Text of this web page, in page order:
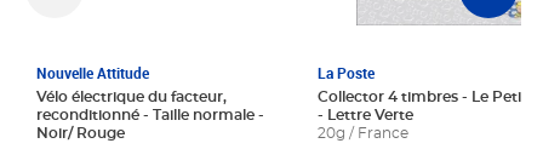
Nouvelle Attitude
Vélo électrique du facteur,
reconditionné - Taille normale -
Noir/ Rouge
La Poste
Collector 4 timbres - Le Petit
- Lettre Verte
20g / France